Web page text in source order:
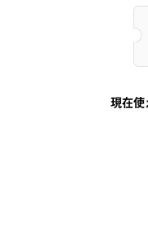
現在使